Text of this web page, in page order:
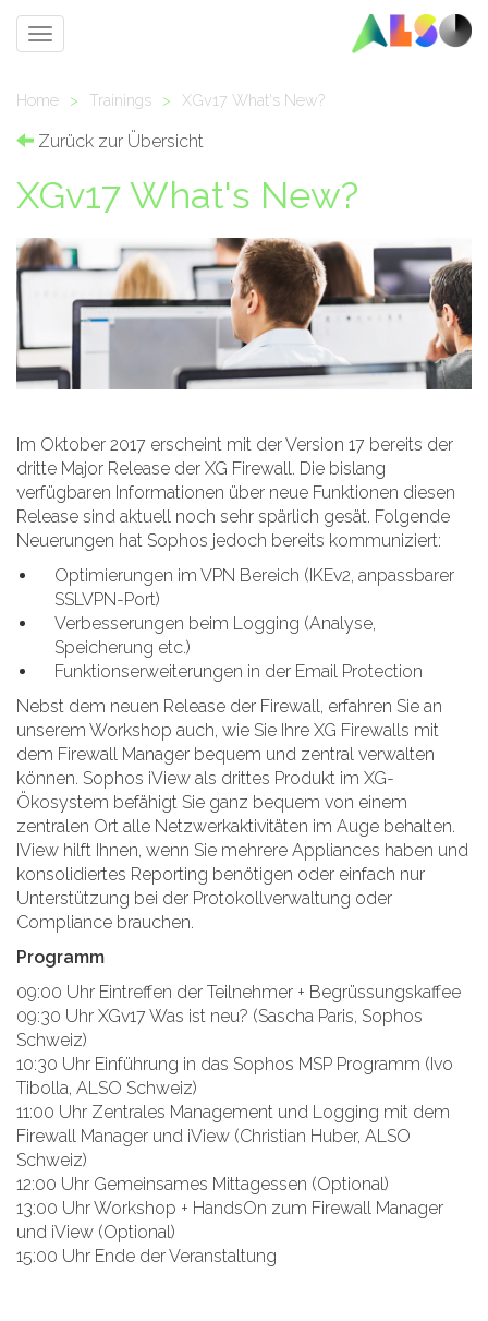
Toggle
Home > Trainings > XGv17 What's New?
Zurück zur Übersicht
XGv17 What's New?
Im Oktober 2017 erscheint mit der Version 17 bereits der
dritte Major Release der XG Firewall. Die bislang
verfügbaren Informationen über neue Funktionen diesen
Release sind aktuell noch sehr spärlich gesät. Folgende
Neuerungen hat Sophos jedoch bereits kommuniziert:
Optimierungen im VPN Bereich (IKEv2, anpassbarer
SSLVPN-Port)
Verbesserungen beim Logging (Analyse,
Speicherung etc.)
Funktionserweiterungen in der Email Protection
Nebst dem neuen Release der Firewall, erfahren Sie an
unserem Workshop auch, wie Sie Ihre XG Firewalls mit
dem Firewall Manager bequem und zentral verwalten
können. Sophos iView als drittes Produkt im XG-
Ökosystem befähigt Sie ganz bequem von einem
zentralen Ort alle Netzwerkaktivitäten im Auge behalten.
IView hilft Ihnen, wenn Sie mehrere Appliances haben und
konsolidiertes Reporting benötigen oder einfach nur
Unterstützung bei der Protokollverwaltung oder
Compliance brauchen.
Programm
09:00 Uhr Eintreffen der Teilnehmer + Begrüssungskaffee
09:30 Uhr XGv17 Was ist neu? (Sascha Paris, Sophos
Schweiz)
10:30 Uhr Einführung in das Sophos MSP Programm (Ivo
Tibolla, ALSO Schweiz)
11:00 Uhr Zentrales Management und Logging mit dem
Firewall Manager und iView (Christian Huber, ALSO
Schweiz)
12:00 Uhr Gemeinsames Mittagessen (Optional)
13:00 Uhr Workshop + HandsOn zum Firewall Manager
und iView (Optional)
15:00 Uhr Ende der Veranstaltung